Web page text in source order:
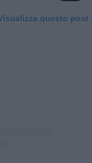
questo post